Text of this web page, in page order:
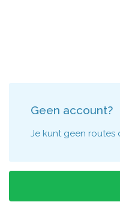
Geen account?
Je kunt geen routes